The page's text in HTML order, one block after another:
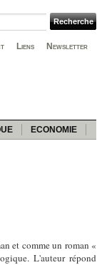
Newsletter
Liens
ECONOMIE
et comme un roman «
L'auteur répond